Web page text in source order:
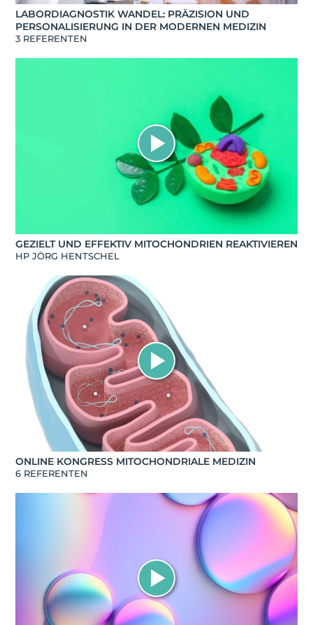
LABORDIAGNOSTIK WANDEL: PRÄZISION UND
PERSONALISIERUNG IN DER MODERNEN MEDIZIN
3 REFERENTEN
GEZIELT UND EFFEKTIV MITOCHONDRIEN REAKTIVIEREN
HP JÖRG HENTSCHEL
ONLINE KONGRESS MITOCHONDRIALE MEDIZIN
6 REFERENTEN